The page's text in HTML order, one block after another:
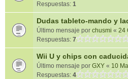
Respuestas: 1
Dudas tableto-mando y
Último mensaje por chusmi « 24
Respuestas: 7
Wii U y chips con
Último mensaje por GXY « 10
Respuestas: 4